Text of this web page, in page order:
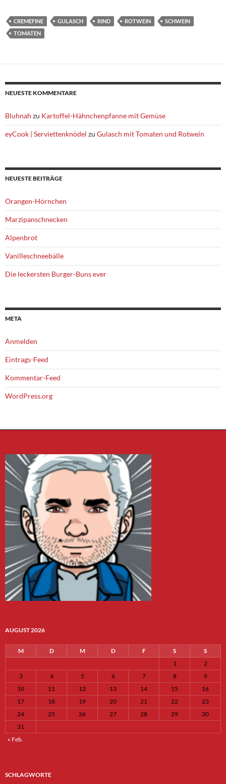
CREMEFINE GULASCH RIND ROTWEIN
SCHWEIN
TOMATEN
NEUESTE KOMMENTARE
Bluhnah zu Kartoffel-Hähnchenpfanne mit Gemüse
eyCook | Serviettenknödel zu Gulasch mit Tomaten und Rotwein
NEUESTE BEITRÄGE
Orangen-Hörnchen
Marzipanschnecken
Alpenbrot
Vanilleschneebälle
Die leckersten Burger-Buns ever
META
Anmelden
Eintrags-Feed
Kommentar-Feed
WordPress.org
AUGUST 2026
M D M D F S
S
1
2
3
4 5 6 7 8
9
10
11 12 13 14 15
16
17
18 19 20 21 22
23
24
25 26 27 28 29
30
31
« Feb.
SCHLAGWORTE